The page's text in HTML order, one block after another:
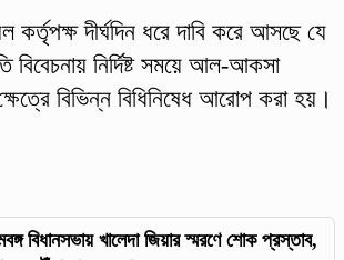
কর্তৃপক্ষ দীর্ঘদিন ধরে দাবি করে আসছে যে
বিবেচনায় নির্দিষ্ট সময়ে আল-আকসা
বিভিন্ন বিধিনিষেধ আরোপ করা হয়।
বিধানসভায় খালেদা জিয়ার স্মরণে শোক প্রস্তাব,